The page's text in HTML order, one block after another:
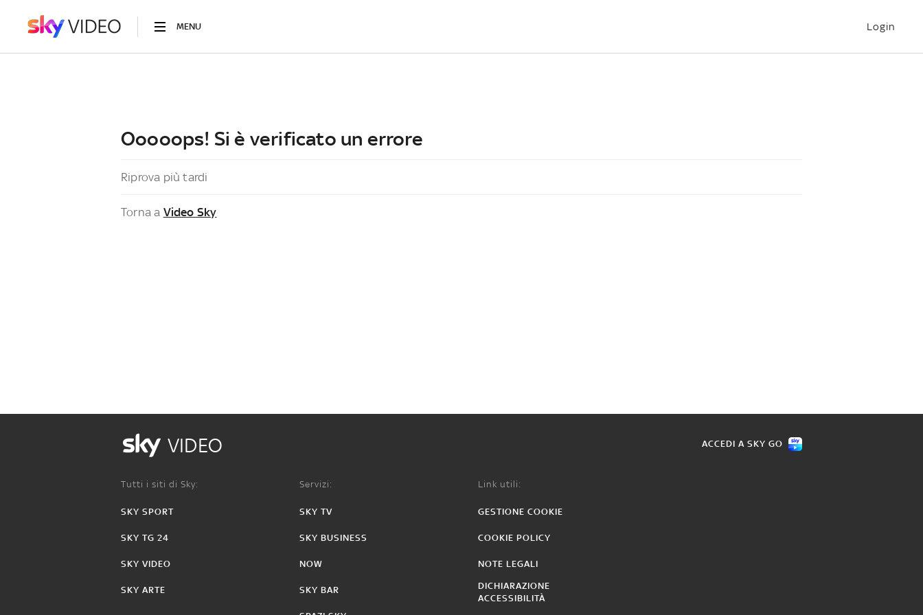
MENU Login
Ooooops! Si è verificato un errore
Riprova più tardi
Torna a Video Sky
VIDEO ACCEDI A SKY GO
Tutti i siti di Sky:
SKY SPORT
SKY TG 24
SKY VIDEO
SKY ARTE
Servizi:
SKY TV
SKY BUSINESS
NOW
SKY BAR
Link utili:
GESTIONE COOKIE
COOKIE POLICY
NOTE LEGALI
DICHIARAZIONE
ACCESSIBILITÀ